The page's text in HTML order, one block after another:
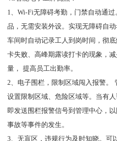
1、Wi-Fi无障碍考勤，门禁自动通
品，无需安装外设。实现无障碍自
车间时自动记录工人到岗时间，彻
卡失败、高峰期露读打卡的现象，
量， 提高员工出勤率。
2、电子围栏，限制区域闯入报警。
设置限制区域、危险区域等。当有
即发送围栏报警信号到管理中心，
事故等事件的发生。
3、无盲区，违规行为及时知晓。可